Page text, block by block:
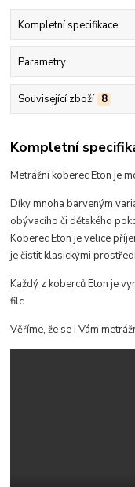
Kompletní specifikace
Parametry
Související zboží 8
Kompletní
Metrážní koberec Eton je
Díky mnoha barveným
obývacího či dětského
Koberec Eton je velice
je čistit klasickými
Každý z koberců Eton je
filc.
Věříme, že se i Vám